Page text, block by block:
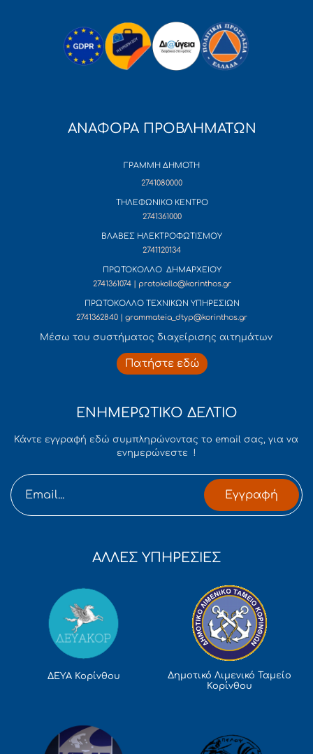
ΑΝΑΦΟΡΑ ΠΡΟΒΛΗΜΑΤΩΝ
ΓΡΑΜΜΗ ΔΗΜΟΤΗ
2741080000
ΤΗΛΕΦΩΝΙΚΟ ΚΕΝΤΡΟ
2741361000
ΒΛΑΒΕΣ ΗΛΕΚΤΡΟΦΩΤΙΣΜΟΥ
2741120134
ΠΡΩΤΟΚΟΛΛΟ ΔΗΜΑΡΧΕΙΟΥ
2741361074 | protokollo@korinthos.gr
ΠΡΩΤΟΚΟΛΛΟ ΤΕΧΝΙΚΩΝ ΥΠΗΡΕΣΙΩΝ
2741362840 | grammateia_dtyp@korinthos.gr
Mέσω του συστήματος διαχείρισης αιτημάτων
Πατήστε εδώ
ΕΝΗΜΕΡΩΤΙΚΟ ΔΕΛΤΙΟ
Κάντε εγγραφή εδώ συμπληρώνοντας το email σας, για να
ενημερώνεστε !
Εγγραφή
ΑΛΛΕΣ ΥΠΗΡΕΣΙΕΣ
ΔΕΥΑ Κορίνθου
Δημοτικό Λιμενικό Ταμείο
Κορίνθου